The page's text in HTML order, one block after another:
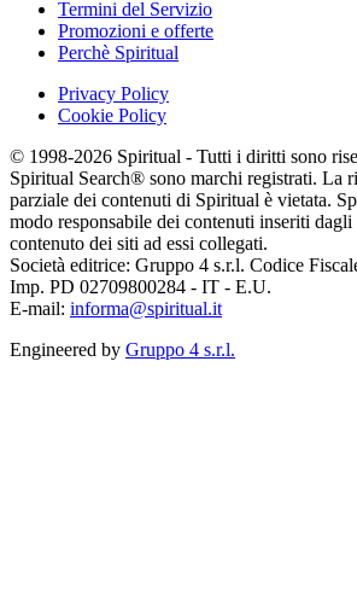
Termini del Servizio
Promozioni e offerte
Perchè Spiritual
Privacy Policy
Cookie Policy
© 1998-2026 Spiritual - Tutti i diritti sono
Spiritual Search® sono marchi registrati. La
parziale dei contenuti di Spiritual è vietata.
modo responsabile dei contenuti inseriti dagli
contenuto dei siti ad essi collegati.
Società editrice: Gruppo 4 s.r.l. Codice
Imp. PD 02709800284 - IT - E.U.
E-mail: informa@spiritual.it
Engineered by Gruppo 4 s.r.l.